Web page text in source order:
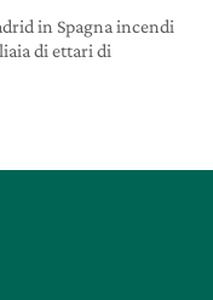
in Spagna incendi
di ettari di